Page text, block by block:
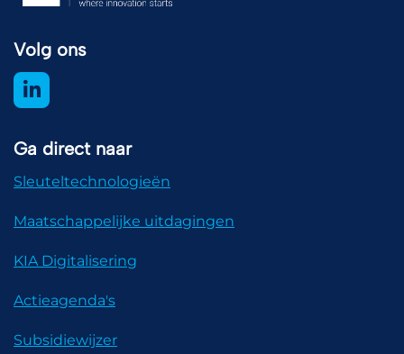
Volg ons
Ga direct naar
Sleuteltechnologieën
Maatschappelijke uitdagingen
KIA Digitalisering
Actieagenda's
Subsidiewijzer